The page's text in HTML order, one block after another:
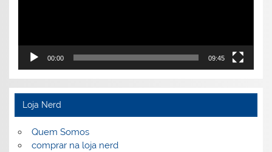
00:00 09:45
Loja Nerd
Quem Somos
comprar na loja nerd